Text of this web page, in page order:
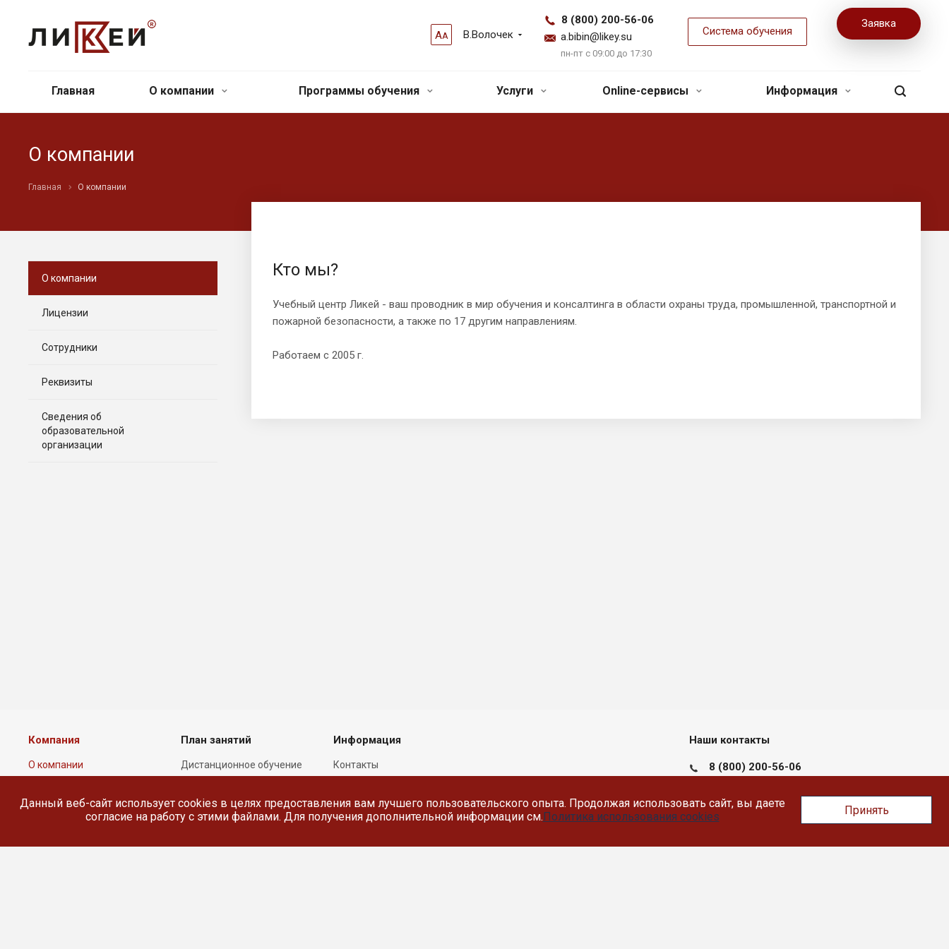
Данный веб-сайт использует cookies в целях предоставления вам лучшего пользовательского опыта. Продолжая использовать сайт, вы даете
согласие на работу с этими файлами. Для получения дополнительной информации см.Политика использования cookies Принять
АА В.Волочек
8 (800) 200-56-06
a.bibin@likey.su
пн-пт с 09:00 до 17:30
Система обучения
Заявка
Главная О компании Программы обучения Услуги Online-сервисы Информация
О компании
Главная О компании
Кто мы?
Учебный центр Ликей - ваш проводник в мир обучения и консалтинга в области охраны труда, промышленной, транспортной и
пожарной безопасности, а также по 17 другим направлениям.
Работаем с 2005 г.
О компании
Лицензии
Сотрудники
Реквизиты
Сведения об
образовательной
организации
Компания
О компании
Сотрудники
План занятий
Дистанционное обучение
документов
Информация
Контакты
Политика в отношении
обработки персональных
Наши контакты
8 (800) 200-56-06
a.bibin@likey.su